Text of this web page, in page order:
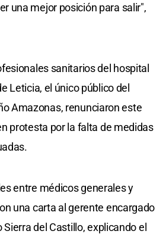
una mejor posición para salir",
sanitarios del hospital
Leticia, el único público del
Amazonas, renunciaron este
protesta por la falta de medidas
entre médicos generales y
una carta al gerente encargado
Sierra del Castillo, explicando el